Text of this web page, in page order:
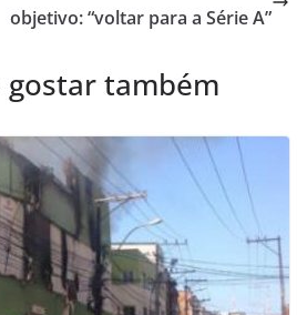
objetivo: “voltar para a Série A”
gostar também